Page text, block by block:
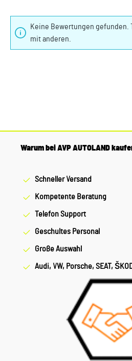
Keine Bewertungen gefunden.
mit anderen.
Warum bei AVP AUTOLAND
Schneller Versand
Kompetente Beratung
Telefon Support
Geschultes Personal
Große Auswahl
Audi, VW, Porsche, SEAT,